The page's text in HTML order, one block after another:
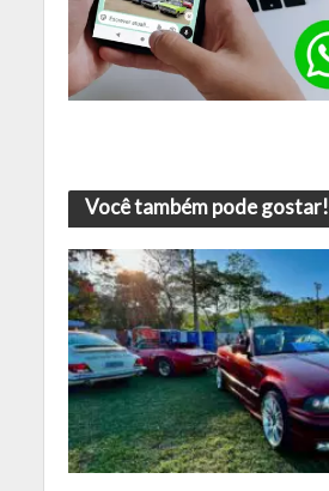
Você também pode gostar!